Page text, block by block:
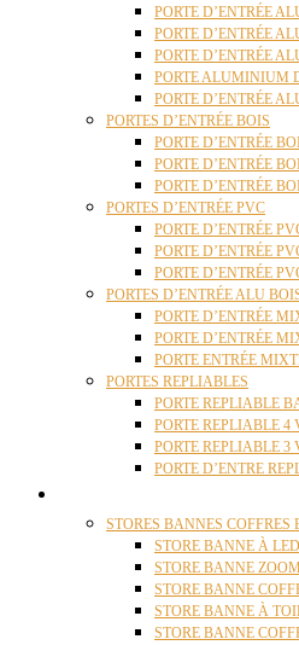
PORTE D’ENTRÉE
PORTE D’ENTRÉE
PORTE D’ENTRÉE
PORTE ALUMINIUM
PORTE D’ENTRÉE
PORTES D’ENTRÉE BOIS
PORTE D’ENTRÉE
PORTE D’ENTRÉE
PORTE D’ENTRÉE
PORTES D’ENTRÉE PVC
PORTE D’ENTRÉE
PORTE D’ENTRÉE
PORTE D’ENTRÉE
PORTES D’ENTRÉE ALU
PORTE D’ENTRÉE
PORTE D’ENTRÉE
PORTE ENTRÉE
PORTES REPLIABLES
PORTE REPLIABLE
PORTE REPLIABLE 4
PORTE REPLIABLE 3
PORTE D’ENTRE
STORES BANNES COFFRES
STORE BANNE À
STORE BANNE
STORE BANNE
STORE BANNE À
STORE BANNE